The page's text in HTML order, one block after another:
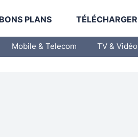
BONS PLANS TÉLÉCHARGER
Mobile & Telecom TV & Vidéo